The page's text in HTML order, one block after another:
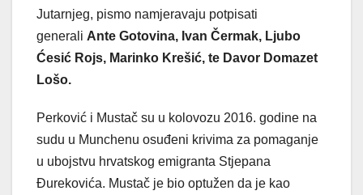
Jutarnjeg, pismo namjeravaju potpisati
generali Ante Gotovina, Ivan Čermak, Ljubo
Ćesić Rojs, Marinko Krešić, te Davor Domazet
Lošo.
Perković i Mustač su u kolovozu 2016. godine na
sudu u Munchenu osuđeni krivima za pomaganje
u ubojstvu hrvatskog emigranta Stjepana
Đurekovića. Mustač je bio optužen da je kao